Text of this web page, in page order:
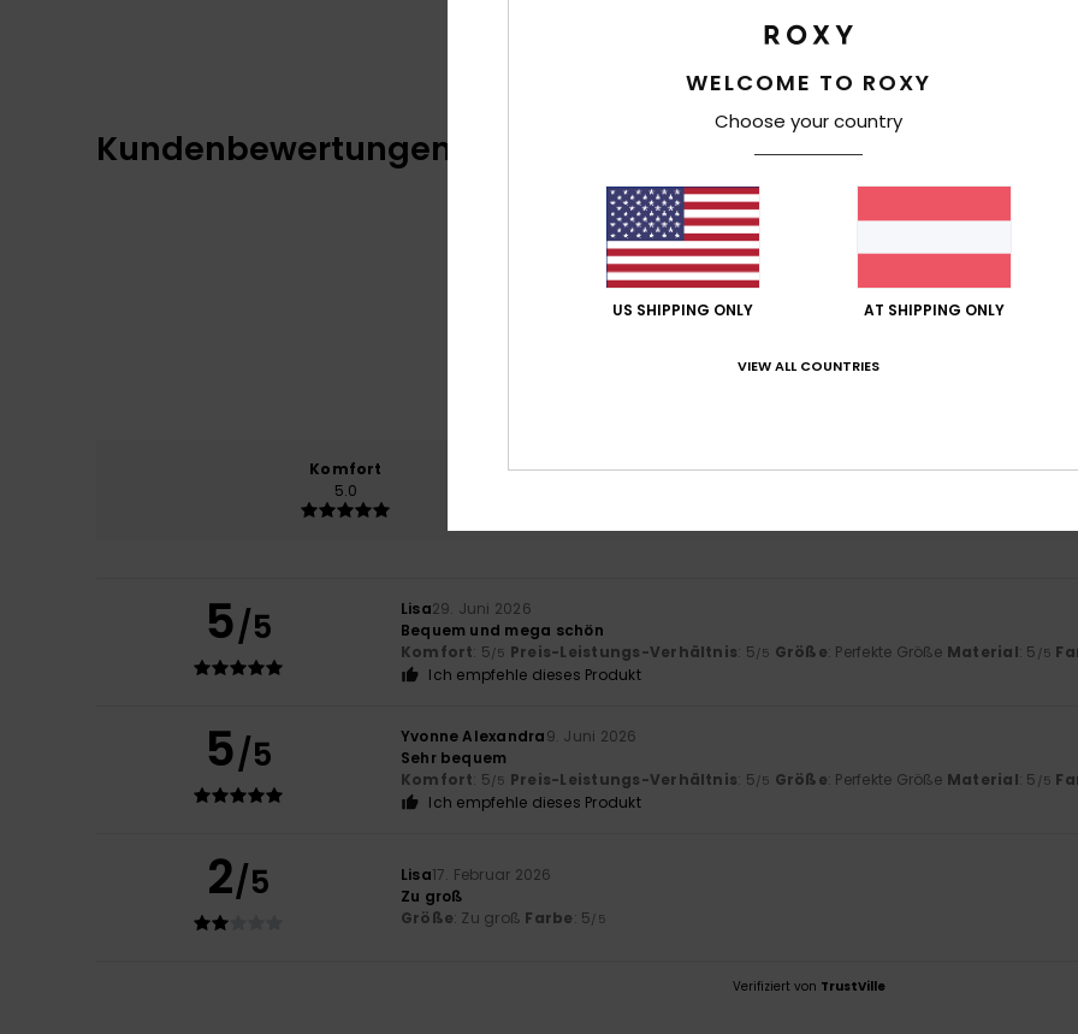
Kundenbewertungen
Durchschnittliche Bewertung
4.0 /5
Komfort
5.0
Preis-Leistungs-Verhältnis
Größe
5/5 Lisa29. Juni 2026
Bequem und mega schön
Komfort: 5/5 Preis-Leistungs-Verhältnis: 5/5 Größe: Perfekte Größe Material: 5 /5
Ich empfehle dieses Produkt
5/5 Yvonne Alexandra9. Juni 2026
Sehr bequem
Komfort: 5/5 Preis-Leistungs-Verhältnis: 5/5 Größe: Perfekte Größe Material: 5 /5
Ich empfehle dieses Produkt
2/5 Lisa17. Februar 2026
Zu groß
Größe: Zu groß Farbe: 5/5
Verifiziert von TrustVille
WELCOME TO ROXY
Choose your country
US SHIPPING ONLY AT SHIPPING ONLY
VIEW ALL COUNTRIES